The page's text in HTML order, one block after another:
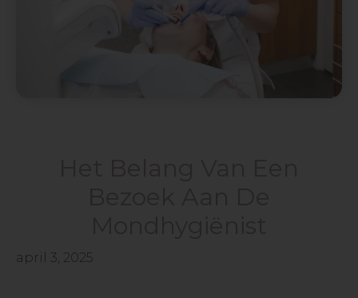
april 3, 2025